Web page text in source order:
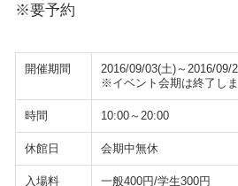
※要予約
開催期間
2016/09/03(土)～2016/09/
※イベント会期は終了し
時間 10:00～20:00
休館日 会期中無休
入場料 一般400円/学生300円